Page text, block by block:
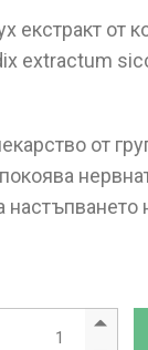
екстракт от
extractum
от
настъпването